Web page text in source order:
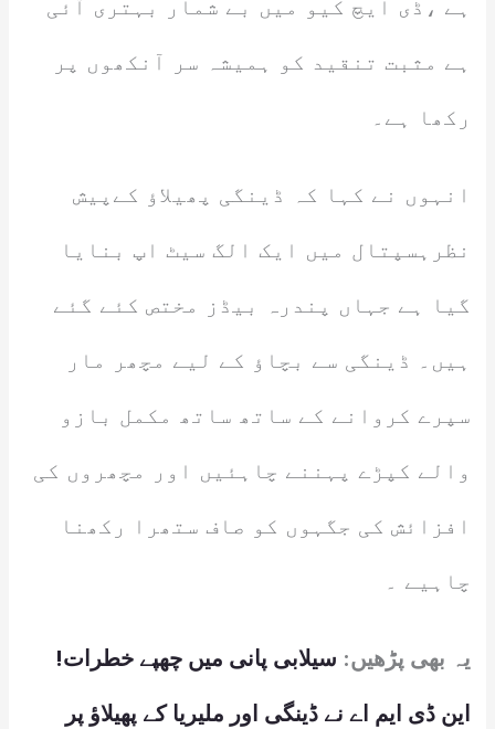
ہے ،ڈی ایچ کیو میں بے شمار بہتری آئی
ہے مثبت تنقید کو ہمیشہ سر آنکھوں پر
رکھا ہے۔
انہوں نے کہا کہ ڈینگی پھیلاؤ کےپیش
نظرہسپتال میں ایک الگ سیٹ اپ بنایا
گیا ہے جہاں پندرہ بیڈز مختص کئے گئے
ہیں۔ ڈینگی سے بچاؤ کے لیے مچھر مار
سپرے کروانے کے ساتھ ساتھ مکمل بازو
والے کپڑے پہننے چاہئیں اور مچھروں کی
افزائش کی جگہوں کو صاف ستھرا رکھنا
چاہیے ۔
یہ بھی پڑھیں: سیلابی پانی میں چھپے خطرات!
این ڈی ایم اے نے ڈینگی اور ملیریا کے پھیلاؤ پر